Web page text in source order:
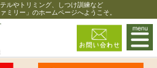
ルやトリミング、しつけ訓練など
ミリー」のホームページへようこそ。